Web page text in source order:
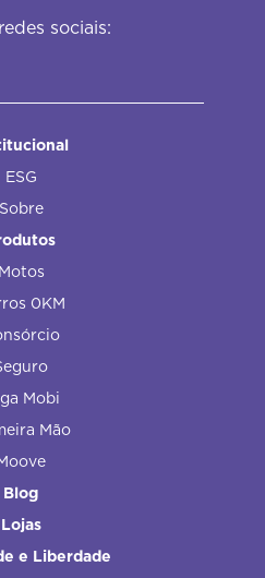
sociais:
ESG
Sobre
Motos
0KM
Mobi
Mão
Blog
Lojas
e Liberdade